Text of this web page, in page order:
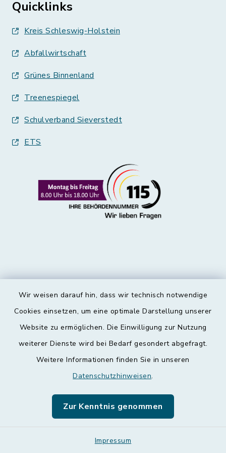
Wir weisen darauf hin, dass wir technisch notwendige
Cookies einsetzen, um eine optimale Darstellung unserer
Website zu ermöglichen. Die Einwilligung zur Nutzung
weiterer Dienste wird bei Bedarf gesondert abgefragt.
Weitere Informationen finden Sie in unseren
Datenschutzhinweisen.
Zur Kenntnis genommen
Impressum
Quicklinks
Kreis Schleswig-Holstein
Abfallwirtschaft
Grünes Binnenland
Treenespiegel
Schulverband Sieverstedt
ETS
Kontakt
Datenschutz
Leichte Sprache
Sitemap